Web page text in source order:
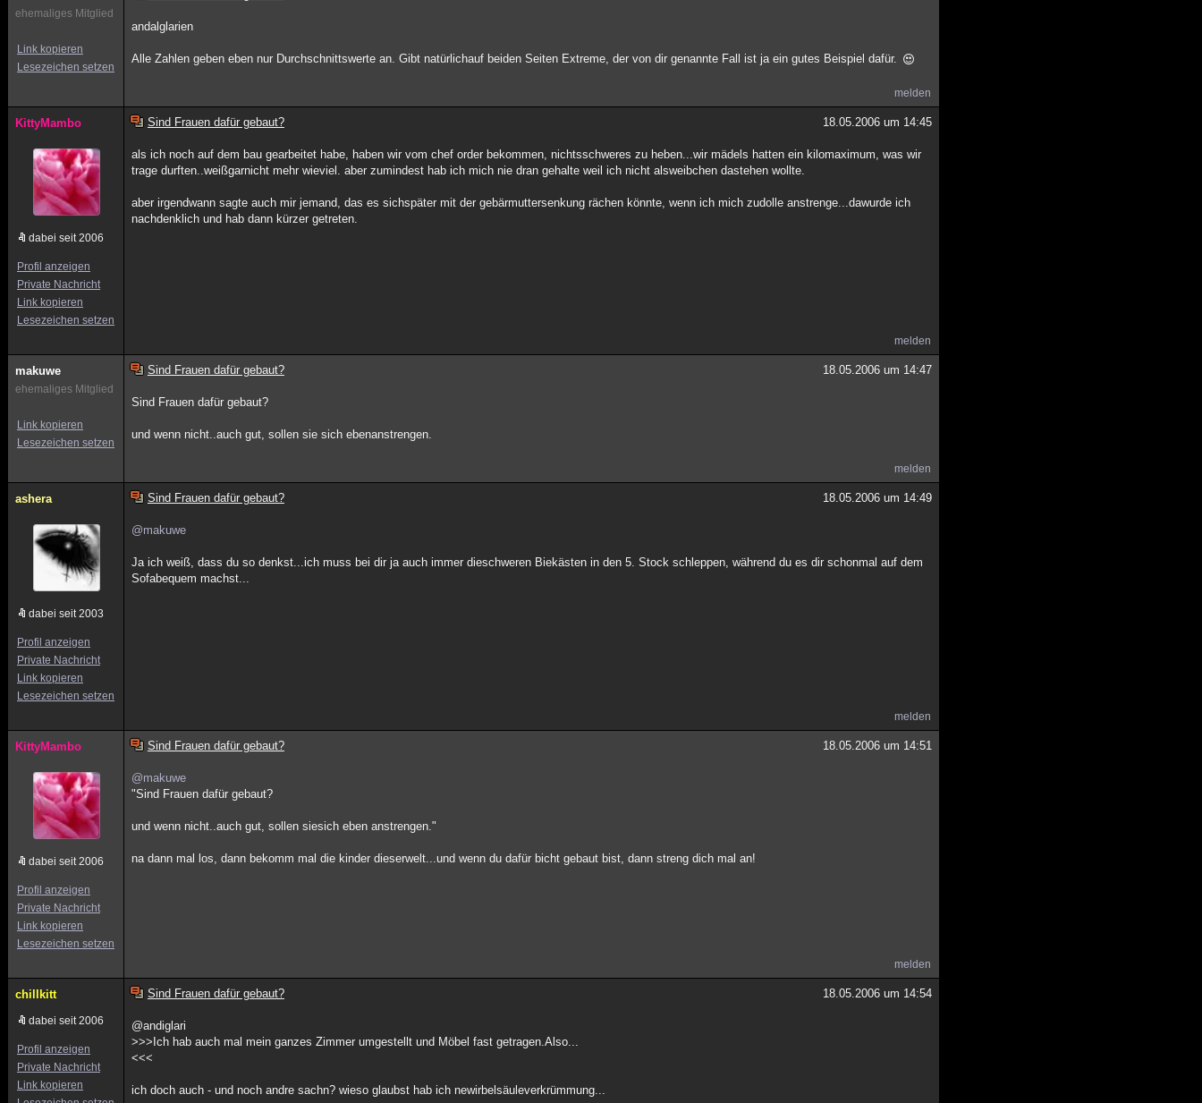
ehemaliges Mitglied
Link kopieren
Lesezeichen setzen
andalglarien
Alle Zahlen geben eben nur Durchschnittswerte an. Gibt natürlichauf beiden Seiten Extreme, der von dir genannte Fall ist ja ein gutes Beispiel dafür.
melden
KittyMambo
dabei seit 2006
Profil anzeigen
Private Nachricht
Link kopieren
Lesezeichen setzen
Sind Frauen dafür gebaut? 18.05.2006 um 14:45
als ich noch auf dem bau gearbeitet habe, haben wir vom chef order bekommen, nichtsschweres zu heben...wir mädels hatten ein kilomaximum, was wir
trage durften..weißgarnicht mehr wieviel. aber zumindest hab ich mich nie dran gehalte weil ich nicht alsweibchen dastehen wollte.
aber irgendwann sagte auch mir jemand, das es sichspäter mit der gebärmuttersenkung rächen könnte, wenn ich mich zudolle anstrenge...dawurde ich
nachdenklich und hab dann kürzer getreten.
melden
makuwe
ehemaliges Mitglied
Link kopieren
Lesezeichen setzen
Sind Frauen dafür gebaut? 18.05.2006 um 14:47
Sind Frauen dafür gebaut?
und wenn nicht..auch gut, sollen sie sich ebenanstrengen.
melden
ashera
dabei seit 2003
Profil anzeigen
Private Nachricht
Link kopieren
Lesezeichen setzen
Sind Frauen dafür gebaut? 18.05.2006 um 14:49
@makuwe
Ja ich weiß, dass du so denkst...ich muss bei dir ja auch immer dieschweren Biekästen in den 5. Stock schleppen, während du es dir schonmal auf dem
Sofabequem machst...
melden
KittyMambo
dabei seit 2006
Profil anzeigen
Private Nachricht
Link kopieren
Lesezeichen setzen
Sind Frauen dafür gebaut? 18.05.2006 um 14:51
@makuwe
"Sind Frauen dafür gebaut?
und wenn nicht..auch gut, sollen siesich eben anstrengen."
na dann mal los, dann bekomm mal die kinder dieserwelt...und wenn du dafür bicht gebaut bist, dann streng dich mal an!
melden
chillkitt
dabei seit 2006
Profil anzeigen
Private Nachricht
Link kopieren
Sind Frauen dafür gebaut? 18.05.2006 um 14:54
@andiglari
>>>Ich hab auch mal mein ganzes Zimmer umgestellt und Möbel fast getragen.Also...
<<<
ich doch auch - und noch andre sachn? wieso glaubst hab ich newirbelsäuleverkrümmung...